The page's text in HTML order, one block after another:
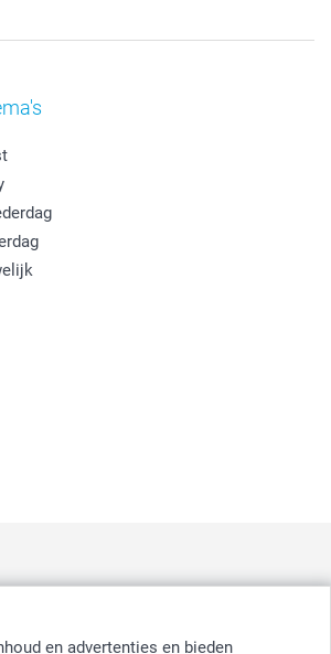
en advertenties en bieden